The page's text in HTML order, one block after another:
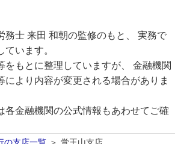
務士 来田 和朝の監修のもと、 実務で
います。
をもとに整理していますが、 金融機関
により内容が変更される場合がありま
各金融機関の公式情報もあわせてご確